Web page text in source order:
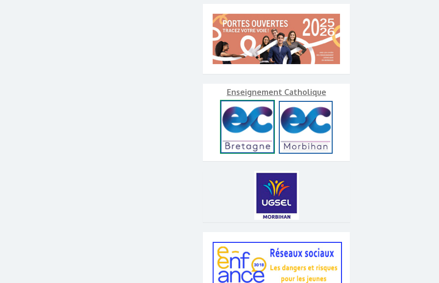
Enseignement Catholique